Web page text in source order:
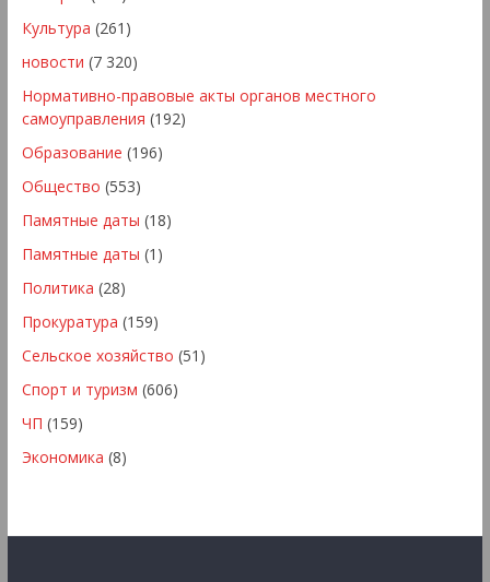
Культура (261)
новости (7 320)
Нормативно-правовые акты органов местного
самоуправления (192)
Образование (196)
Общество (553)
Памятные даты (18)
Памятные даты (1)
Политика (28)
Прокуратура (159)
Сельское хозяйство (51)
Спорт и туризм (606)
ЧП (159)
Экономика (8)